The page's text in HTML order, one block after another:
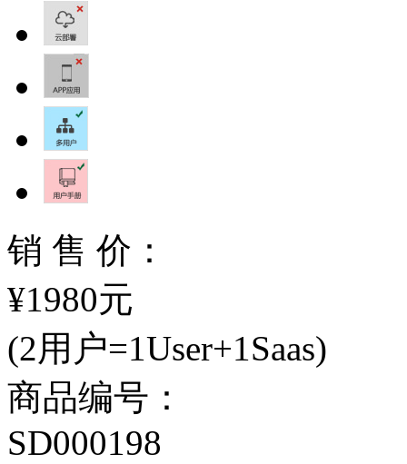
销 售 价：
¥1980元
(2用户=1User+1Saas)
商品编号：
SD000198